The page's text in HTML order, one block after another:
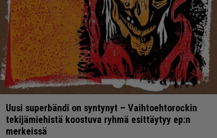
Uusi superbändi on syntynyt – Vaihtoehtorockin
tekijämiehistä koostuva ryhmä esittäytyy ep:n
merkeissä